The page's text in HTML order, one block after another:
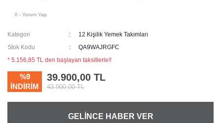
0 - Yorum Yap
Kategori
12 Kişilik Yemek Takımları
Stok Kodu
QA9WAJRGFC
* 5.156,85 TL den başlayan taksitlerle!!
%9
İNDİRİM
39.900,00 TL
43.900,00 TL
GELİNCE HABER VER